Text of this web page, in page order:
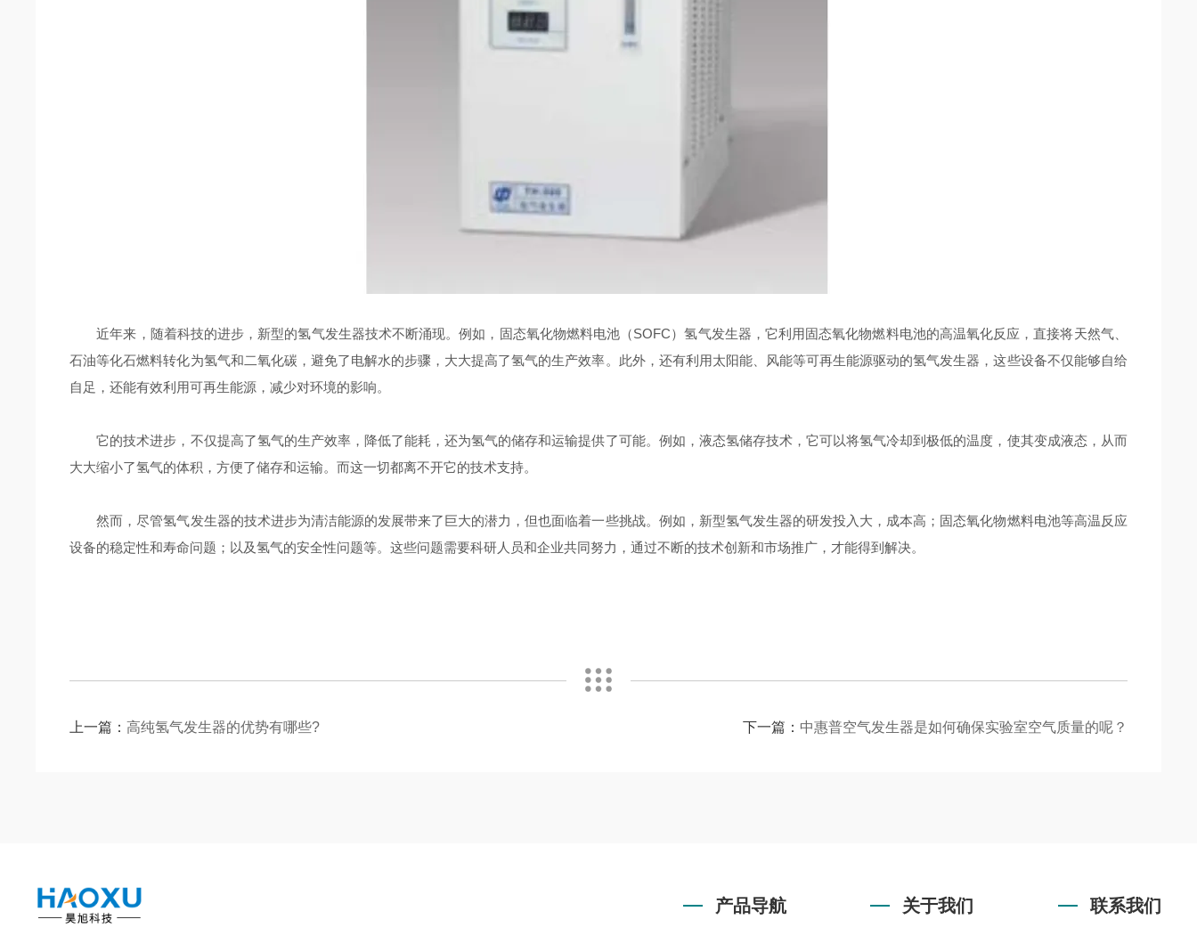
近年来，随着科技的进步，新型的氢气发生器技术不断涌现。例如，固态氧化物燃料电池（SOFC）氢气发生器，它利用固态氧化物燃料电池的高温氧化反应，直接将天然气、
石油等化石燃料转化为氢气和二氧化碳，避免了电解水的步骤，大大提高了氢气的生产效率。此外，还有利用太阳能、风能等可再生能源驱动的氢气发生器，这些设备不仅能够自给
自足，还能有效利用可再生能源，减少对环境的影响。
它的技术进步，不仅提高了氢气的生产效率，降低了能耗，还为氢气的储存和运输提供了可能。例如，液态氢储存技术，它可以将氢气冷却到极低的温度，使其变成液态，从而
大大缩小了氢气的体积，方便了储存和运输。而这一切都离不开它的技术支持。
然而，尽管氢气发生器的技术进步为清洁能源的发展带来了巨大的潜力，但也面临着一些挑战。例如，新型氢气发生器的研发投入大，成本高；固态氧化物燃料电池等高温反应
设备的稳定性和寿命问题；以及氢气的安全性问题等。这些问题需要科研人员和企业共同努力，通过不断的技术创新和市场推广，才能得到解决。
上一篇：高纯氢气发生器的优势有哪些? 下一篇： 中惠普空气发生器是如何确保实验室空气质量的呢？
产品导航 关于我们 联系我们